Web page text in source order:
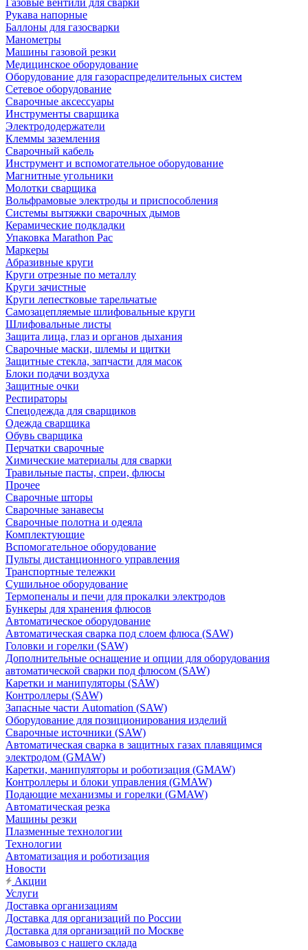
Газовые вентили для сварки
Рукава напорные
Баллоны для газосварки
Манометры
Машины газовой резки
Медицинское оборудование
Оборудование для газораспределительных систем
Сетевое оборудование
Сварочные аксессуары
Инструменты сварщика
Электрододержатели
Клеммы заземления
Сварочный кабель
Инструмент и вспомогательное оборудование
Магнитные угольники
Молотки сварщика
Вольфрамовые электроды и приспособления
Системы вытяжки сварочных дымов
Керамические подкладки
Упаковка Marathon Pac
Маркеры
Абразивные круги
Круги отрезные по металлу
Круги зачистные
Круги лепестковые тарельчатые
Самозацепляемые шлифовальные круги
Шлифовальные листы
Защита лица, глаз и органов дыхания
Сварочные маски, шлемы и щитки
Защитные стекла, запчасти для масок
Блоки подачи воздуха
Защитные очки
Респираторы
Спецодежда для сварщиков
Одежда сварщика
Обувь сварщика
Перчатки сварочные
Химические материалы для сварки
Травильные пасты, спреи, флюсы
Прочее
Сварочные шторы
Сварочные занавесы
Сварочные полотна и одеяла
Комплектующие
Вспомогательное оборудование
Пульты дистанционного управления
Транспортные тележки
Сушильное оборудование
Термопеналы и печи для прокалки электродов
Бункеры для хранения флюсов
Автоматическое оборудование
Автоматическая сварка под слоем флюса (SAW)
Головки и горелки (SAW)
Дополнительные оснащение и опции для оборудования
автоматической сварки под флюсом (SAW)
Каретки и манипуляторы (SAW)
Контроллеры (SAW)
Запасные части Automation (SAW)
Оборудование для позиционирования изделий
Сварочные источники (SAW)
Автоматическая сварка в защитных газах плавящимся
электродом (GMAW)
Каретки, манипуляторы и роботизация (GMAW)
Контроллеры и блоки управления (GMAW)
Подающие механизмы и горелки (GMAW)
Автоматическая резка
Машины резки
Плазменные технологии
Технологии
Автоматизация и роботизация
Новости
Акции
Услуги
Доставка организациям
Доставка для организаций по России
Доставка для организаций по Москве
Самовывоз с нашего склада